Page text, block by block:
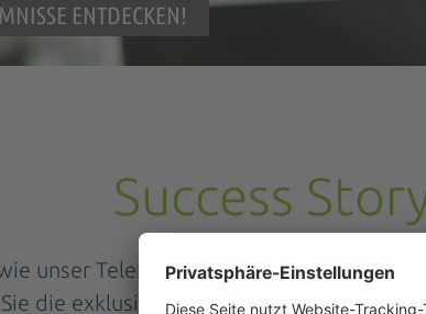
ENTDECKEN!
Success
unser Telefonsekretariat einen
die exklusive Success Story herunter